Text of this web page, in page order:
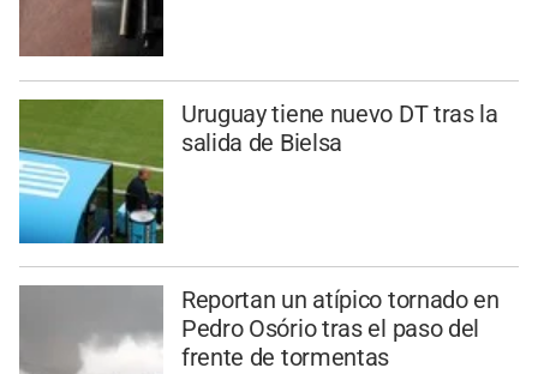
Uruguay tiene nuevo DT tras la
salida de Bielsa
Reportan un atípico tornado en
Pedro Osório tras el paso del
frente de tormentas